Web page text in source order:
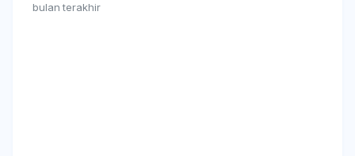
bulan terakhir